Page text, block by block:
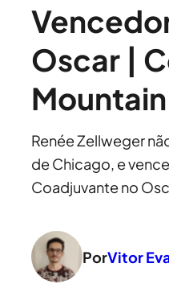
Oscar |
Renée Zellweger
de Chicago, e
Coadjuvante no
PorVitor